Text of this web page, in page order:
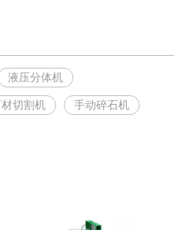
液压分体机
切割机 手动碎石机